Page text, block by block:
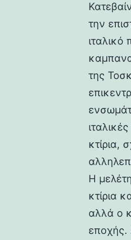
την
ιταλικό
της
κτίρια,
Η
κτίρια
αλλά ο
εποχής.